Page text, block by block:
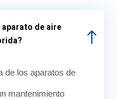
aparato de aire
de los aparatos de
mantenimiento